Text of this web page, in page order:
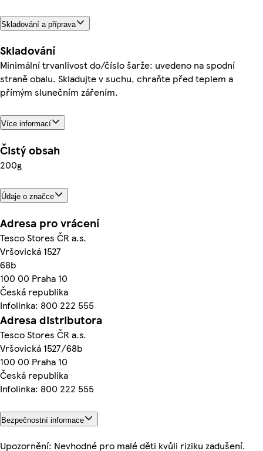
Skladování a příprava
Skladování
Minimální trvanlivost do/číslo šarže: uvedeno na spodní
straně obalu. Skladujte v suchu, chraňte před teplem a
přímým slunečním zářením.
Více informací
Čistý obsah
200g
Údaje o značce
Adresa pro vrácení
Tesco Stores ČR a.s.
Vršovická 1527
68b
100 00 Praha 10
Česká republika
Infolinka: 800 222 555
Adresa distributora
Tesco Stores ČR a.s.
Vršovická 1527/68b
100 00 Praha 10
Česká republika
Infolinka: 800 222 555
Bezpečnostní informace
Upozornění: Nevhodné pro malé děti kvůli riziku zadušení.